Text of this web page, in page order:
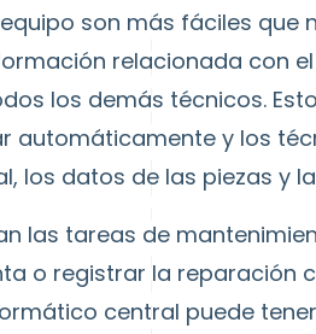
son más fáciles que
relacionada con
los demás técnicos.
automáticamente y los
los datos de las piezas y
las tareas de
o registrar la reparación
central puede